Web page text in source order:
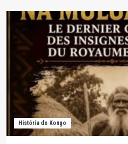
História do Kongo